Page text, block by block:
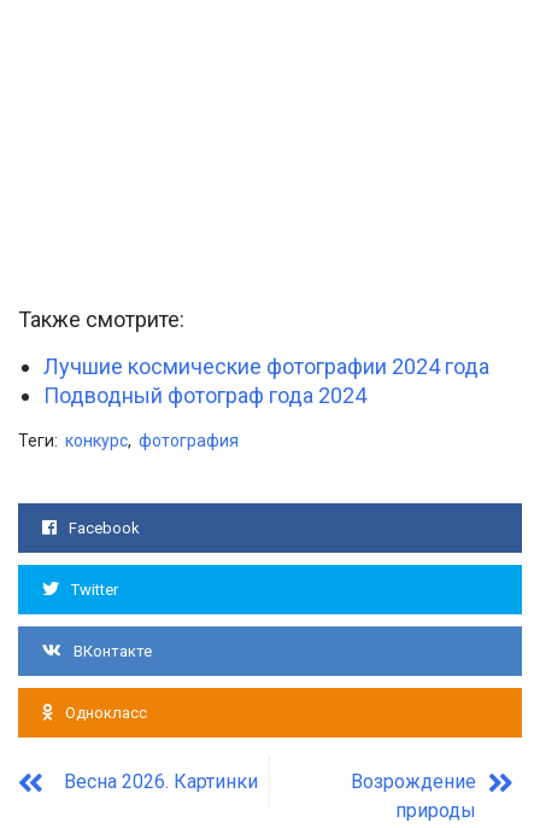
Также смотрите:
Лучшие космические фотографии 2024 года
Подводный фотограф года 2024
Теги: конкурс, фотография
Facebook
Twitter
ВКонтакте
Однокласс
Весна 2026. Картинки
Возрождение
природы